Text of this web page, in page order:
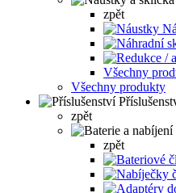
zpět
Všechny
Všechny produkty
zpět
zpět